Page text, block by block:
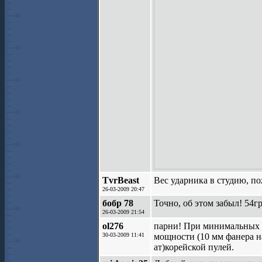
TvrBeast
26-03-2009 20:47
Вес ударника в студию,
бобр 78
26-03-2009 21:54
Точно, об этом забыл!
ol276
30-03-2009 11:41
парни! При минимальных
мощности (10 мм фанера
ат)корейской пулей.